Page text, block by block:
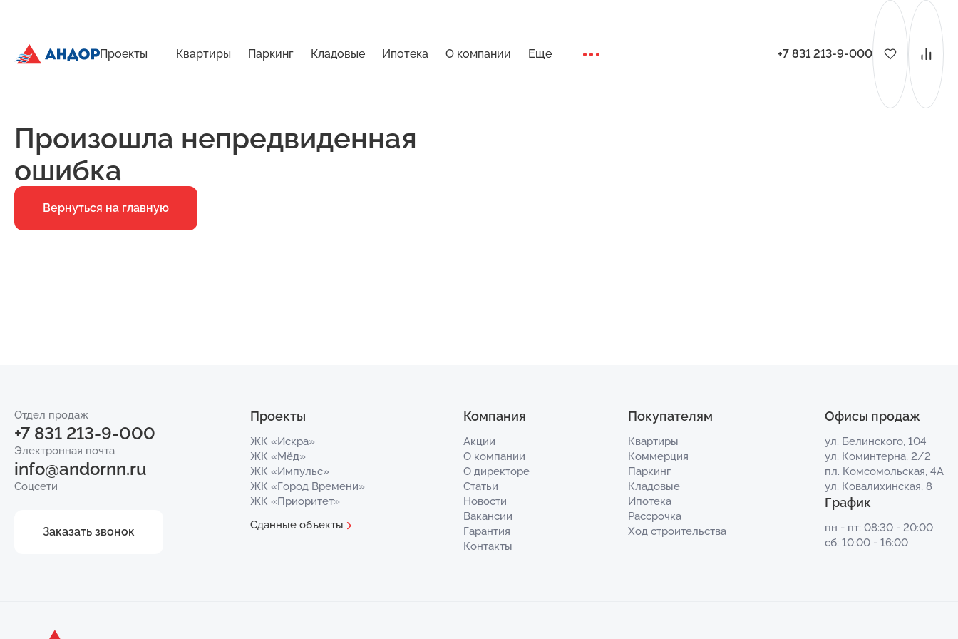
Проекты Квартиры Паркинг Кладовые Ипотека О компании Еще +7 831 213-9-000
Произошла непредвиденная
ошибка
Вернуться на главную
Отдел продаж
+7 831 213-9-000
Электронная почта
info@andornn.ru
Соцсети
Заказать звонок
Проекты
ЖК «Искра»
ЖК «Мёд»
ЖК «Импульс»
ЖК «Город Времени»
ЖК «Приоритет»
Сданные объекты
Компания
Акции
О компании
О директоре
Статьи
Новости
Вакансии
Гарантия
Контакты
Покупателям
Квартиры
Коммерция
Паркинг
Кладовые
Ипотека
Рассрочка
Ход строительства
Офисы продаж
ул. Белинского, 104
ул. Коминтерна, 2/2
пл. Комсомольская, 4А
ул. Ковалихинская, 8
График
пн - пт: 08:30 - 20:00
сб: 10:00 - 16:00